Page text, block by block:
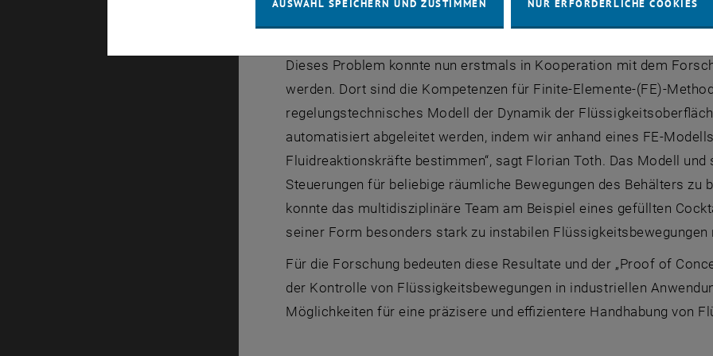
die Bewegung der Flüssigkeitsoberfläche festlegen. Da dieser
generell nur Regelungsverfahren für Behälter mit relativ einfachen
Dieses Problem konnte nun erstmals in Kooperation mit dem
werden. Dort sind die Kompetenzen für Finite-Elemente-(FE)-
regelungstechnisches Modell der Dynamik der
automatisiert abgeleitet werden, indem wir anhand eines FE-
Fluidreaktionskräfte bestimmen“, sagt Florian Toth. Das Modell
Steuerungen für beliebige räumliche Bewegungen des Behälters
konnte das multidisziplinäre Team am Beispiel eines gefüllten
seiner Form besonders stark zu instabilen Flüssigkeitsbewegungen
Für die Forschung bedeuten diese Resultate und der „Proof of
der Kontrolle von Flüssigkeitsbewegungen in industriellen
Möglichkeiten für eine präzisere und effizientere Handhabung von
AUSWAHL SPEICHERN UND ZUSTIMMEN NUR ERFORDERLICHE COOKIES